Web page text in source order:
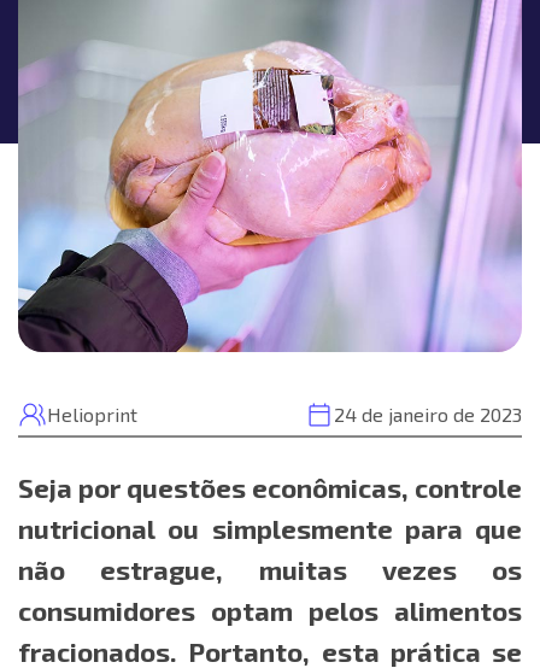
Helioprint 24 de janeiro de 2023
Seja por questões econômicas, controle
nutricional ou simplesmente para que
não estrague, muitas vezes os
consumidores optam pelos alimentos
fracionados. Portanto, esta prática se